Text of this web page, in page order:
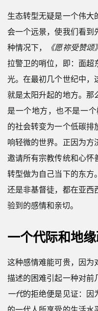
生态转型无疑是一个伟大
会一个远景，使我们看
种情况下，
《愿祢受赞颂》
拉警卫的哨位，即：面超
光。在最初几个世纪中，
就是太阳升起的地方。那
是一个地方，也不是一
的社会转变为一个低碳
响轻微的世界。正因为
邀请所有宗教传统和心怀
转型做为自己当下的东方
还是非基督徒，都在亚西
验到的感情和亲切。
一个代际和地
这种感情难能可贵，因为
描述的困难引起一种对前
一代的拒绝便是见证：因